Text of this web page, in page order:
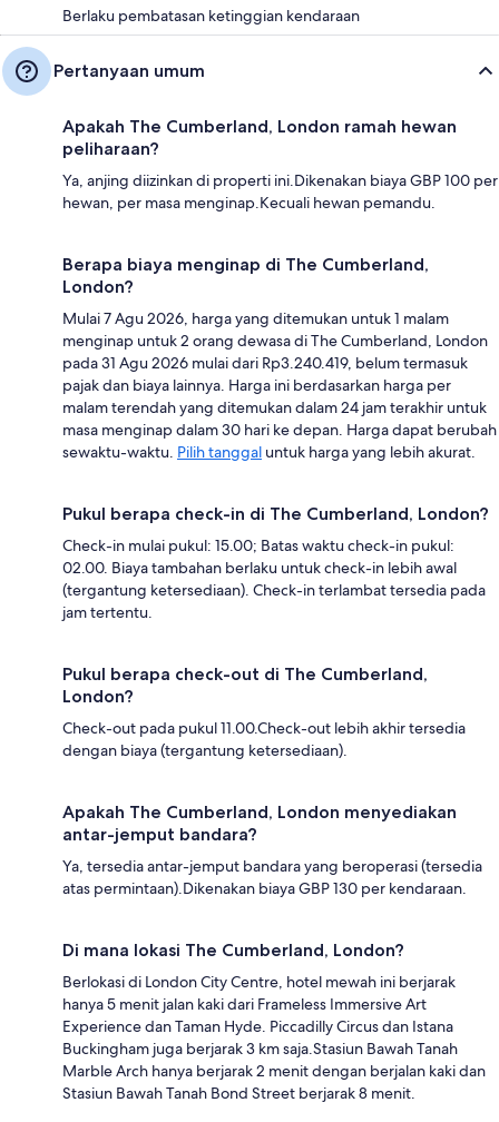
Berlaku pembatasan ketinggian kendaraan
Pertanyaan umum
Apakah The Cumberland, London ramah hewan
peliharaan?
Ya, anjing diizinkan di properti ini.Dikenakan biaya GBP 100 per
hewan, per masa menginap.Kecuali hewan pemandu.
Berapa biaya menginap di The Cumberland,
London?
Mulai 7 Agu 2026, harga yang ditemukan untuk 1 malam
menginap untuk 2 orang dewasa di The Cumberland, London
pada 31 Agu 2026 mulai dari Rp3.240.419, belum termasuk
pajak dan biaya lainnya. Harga ini berdasarkan harga per
malam terendah yang ditemukan dalam 24 jam terakhir untuk
masa menginap dalam 30 hari ke depan. Harga dapat berubah
sewaktu-waktu. Pilih tanggal untuk harga yang lebih akurat.
Pukul berapa check-in di The Cumberland, London?
Check-in mulai pukul: 15.00; Batas waktu check-in pukul:
02.00. Biaya tambahan berlaku untuk check-in lebih awal
(tergantung ketersediaan). Check-in terlambat tersedia pada
jam tertentu.
Pukul berapa check-out di The Cumberland,
London?
Check-out pada pukul 11.00.Check-out lebih akhir tersedia
dengan biaya (tergantung ketersediaan).
Apakah The Cumberland, London menyediakan
antar-jemput bandara?
Ya, tersedia antar-jemput bandara yang beroperasi (tersedia
atas permintaan).Dikenakan biaya GBP 130 per kendaraan.
Di mana lokasi The Cumberland, London?
Berlokasi di London City Centre, hotel mewah ini berjarak
hanya 5 menit jalan kaki dari Frameless Immersive Art
Experience dan Taman Hyde. Piccadilly Circus dan Istana
Buckingham juga berjarak 3 km saja.Stasiun Bawah Tanah
Marble Arch hanya berjarak 2 menit dengan berjalan kaki dan
Stasiun Bawah Tanah Bond Street berjarak 8 menit.